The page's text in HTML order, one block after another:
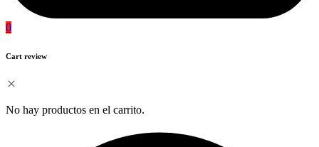
0
Cart review
No hay productos en el carrito.